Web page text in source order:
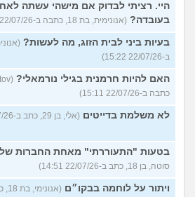
היי. רציתי לבדוק אם מישהי עשתה
בעובדה? (אנונימית, בת 18, כתבה ב-22/07/26 15:31)
בעיות ביני לבית הזוג, מה לעשות?
ב-22/07/26 15:22)
האם להיות חרמנית בגילי נורמאלי?
כתבה ב-22/07/26 15:11)
לא משלמת בדייטים (אלי, בן 29, כתב ב-22/07/26 15:00)
בטעות "התעוררתי" מאחת החברות
סוטה, בן 18, כתב ב-22/07/26 14:51)
ויתור על לוחמה בבקו״ם